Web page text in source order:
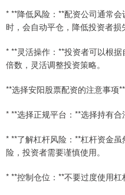
* **降低风险：**配资公司通常
时，会自动平仓，降低投资者损
* **灵活操作：**投资者可以根
倍数，灵活调整投资策略。
**选择安阳股票配资的注意事项**
* **选择正规平台：**选择持有合
* **了解杠杆风险：**杠杆资金
险，投资者需要谨慎使用。
* **控制仓位：**不要过度使用杠